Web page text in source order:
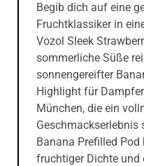
Begib dich auf eine
Fruchtklassiker in
Vozol Sleek
sommerliche Süße
sonnengereifter
Highlight für
München, die ein
Geschmackserlebnis
Banana Prefilled
fruchtiger Dichte und